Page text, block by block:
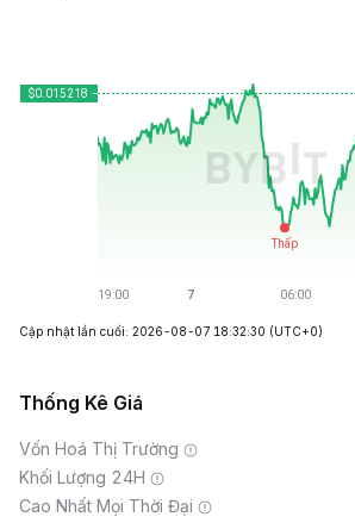
Cập nhật lần cuối: 2026-08-07 18:32:30 (UTC+0)
Thống Kê Giá
Vốn Hoá Thị Trường
Khối Lượng 24H
Cao Nhất Mọi Thời Đại